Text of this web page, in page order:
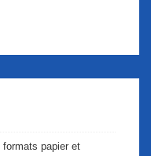
formats papier et